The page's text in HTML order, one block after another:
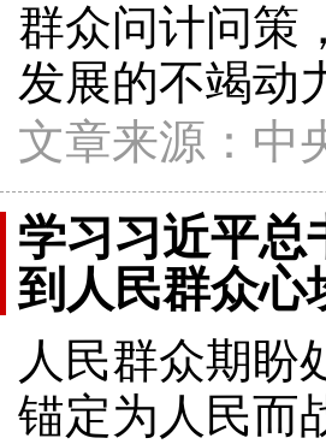
群众问计问策
发展的不竭动
文章来源：中
学习习近平
到人民群众心
人民群众期盼
锚定为人民而